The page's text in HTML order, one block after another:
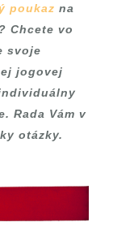
poukaz na
Chcete vo
svoje
jogovej
Rada Vám v
otázky.